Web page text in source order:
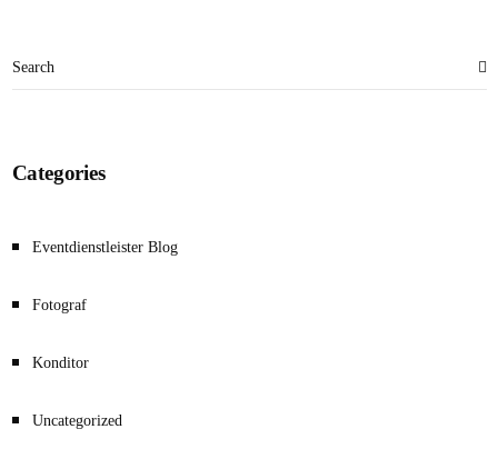
Categories
Eventdienstleister Blog
Fotograf
Konditor
Uncategorized